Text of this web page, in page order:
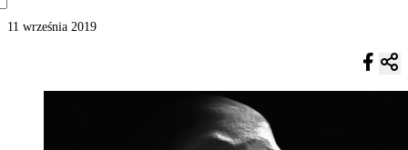
11 września 2019